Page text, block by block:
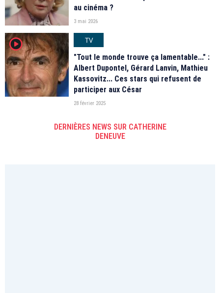
au cinéma ?
3 mai 2026
player2
TV
"Tout le monde trouve ça lamentable..." :
Albert Dupontel, Gérard Lanvin, Mathieu
Kassovitz... Ces stars qui refusent de
participer aux César
28 février 2025
DERNIÈRES NEWS SUR CATHERINE
DENEUVE